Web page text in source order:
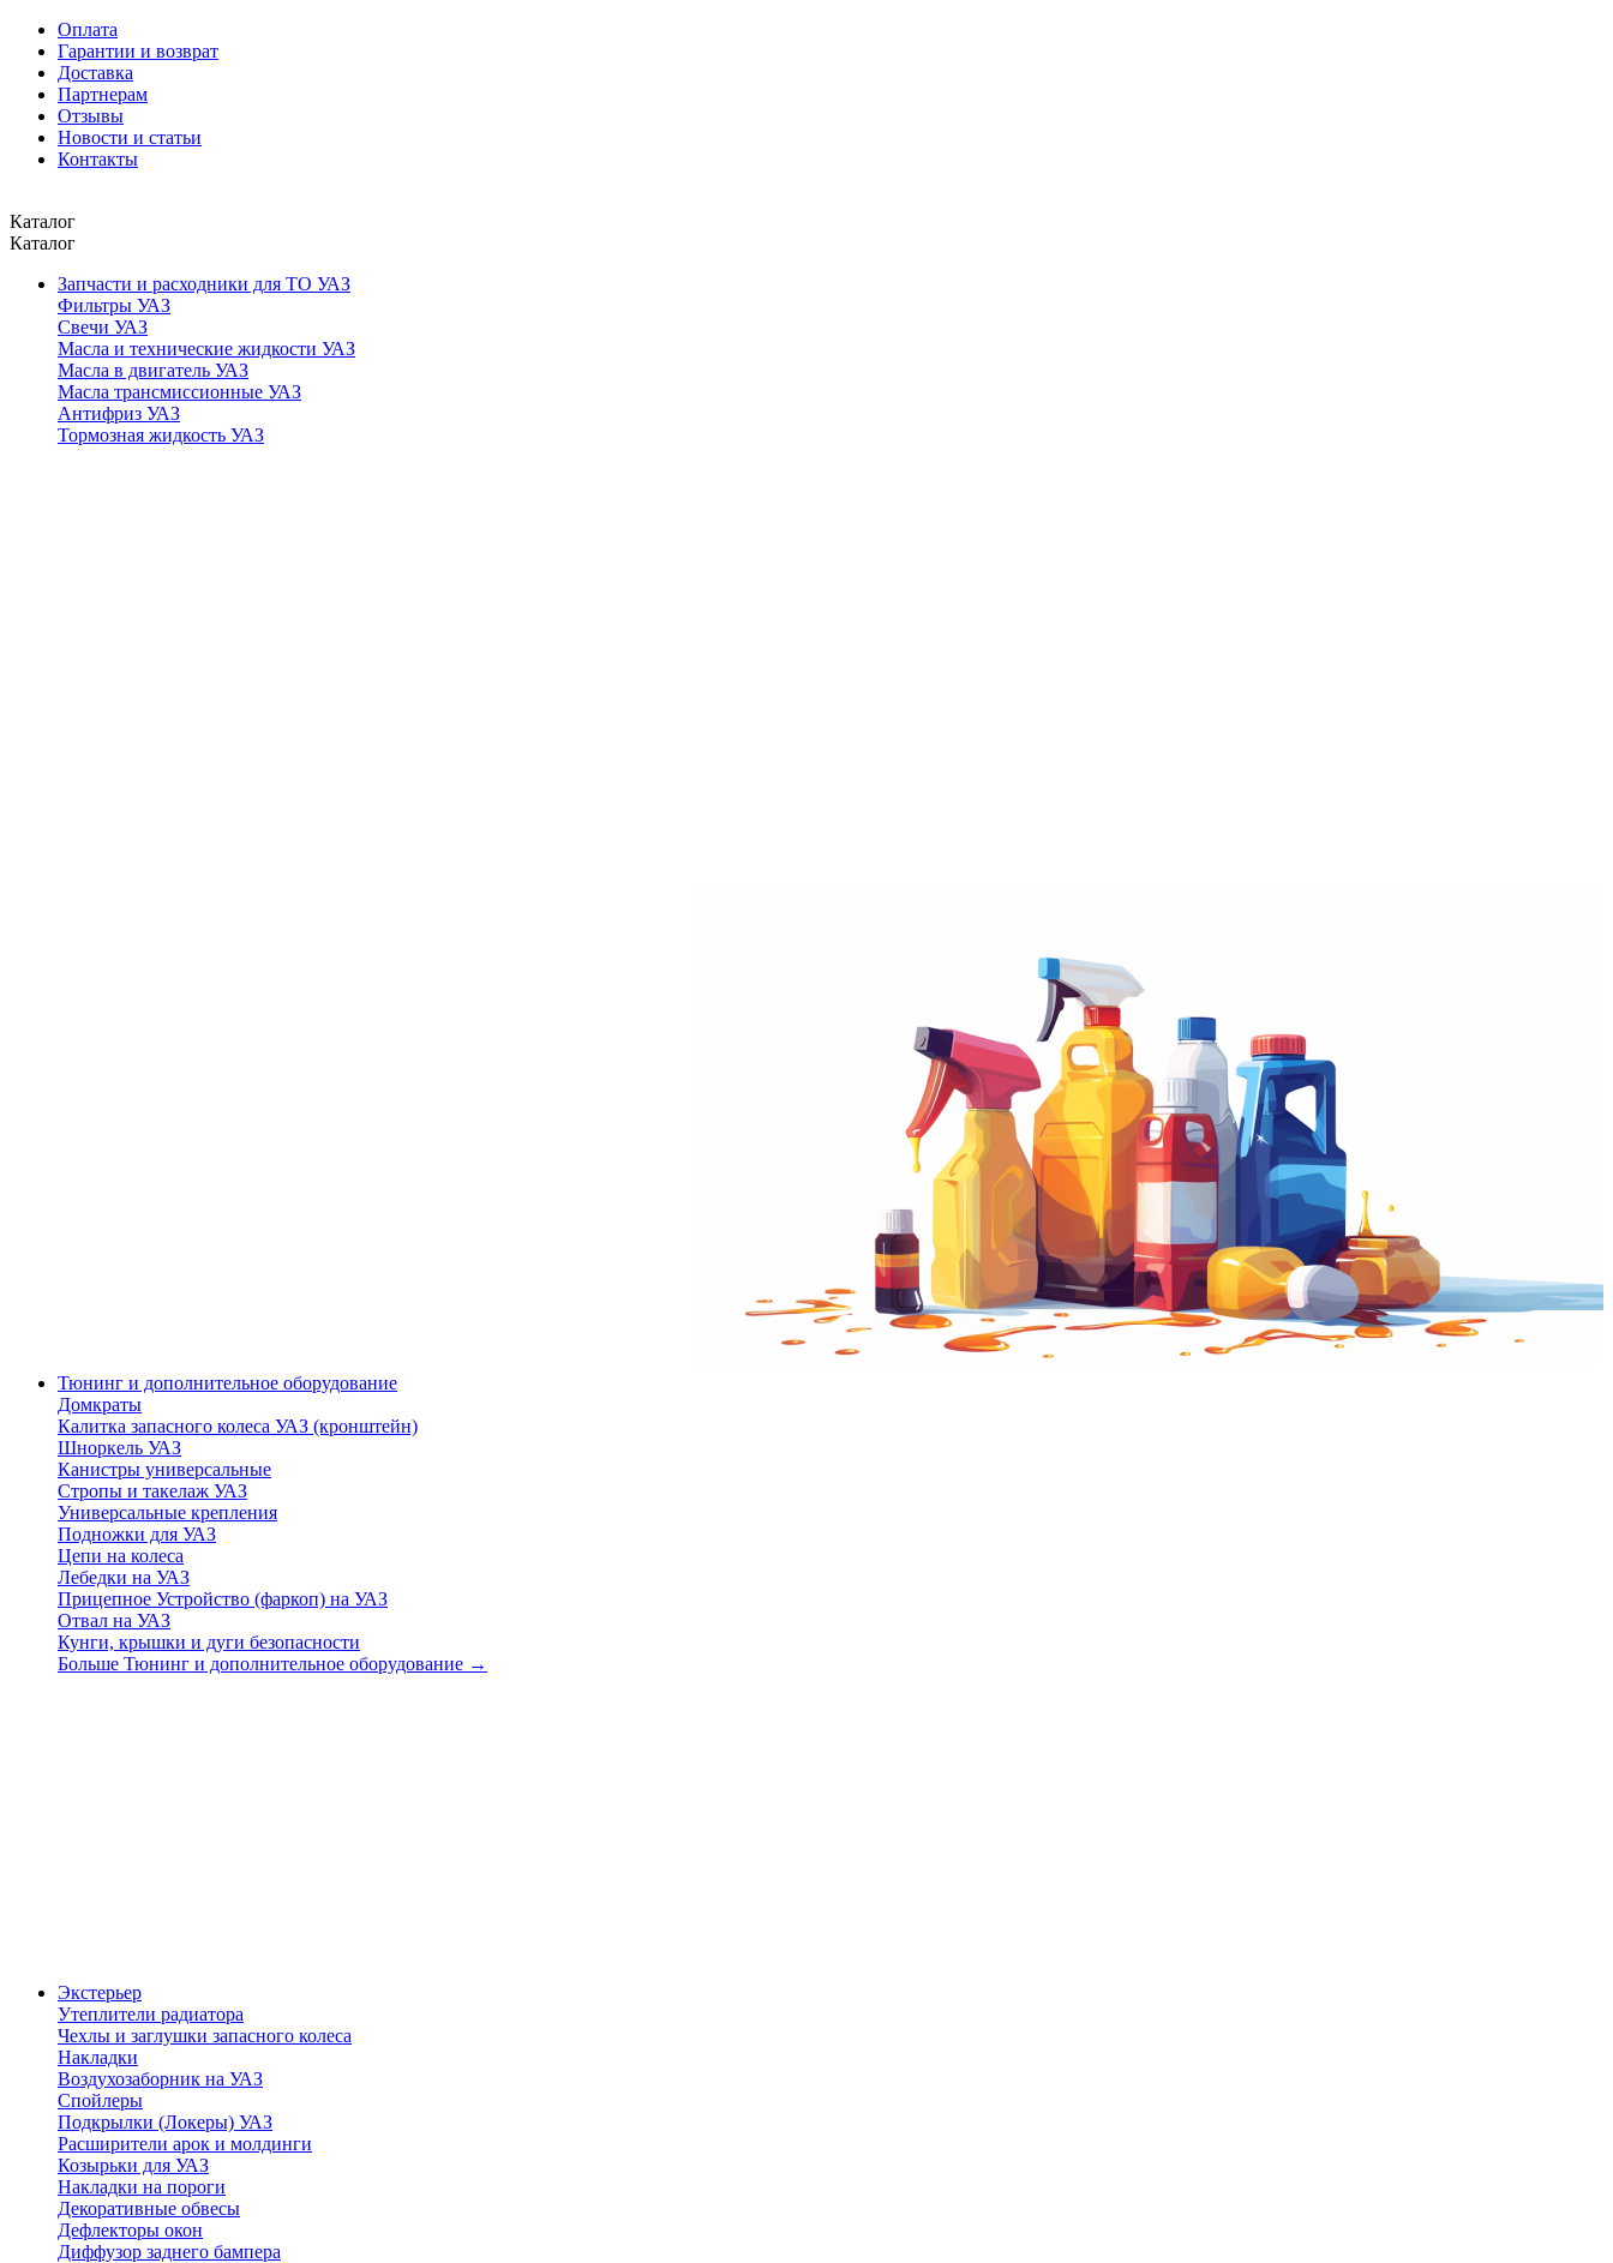
Оплата
Гарантии и возврат
Доставка
Партнерам
Отзывы
Новости и статьи
Контакты
Каталог
Каталог
Запчасти и расходники для ТО УАЗ
Фильтры УАЗ
Свечи УАЗ
Масла и технические жидкости УАЗ
Масла в двигатель УАЗ
Масла трансмиссионные УАЗ
Антифриз УАЗ
Тормозная жидкость УАЗ
Тюнинг и дополнительное оборудование
Домкраты
Калитка запасного колеса УАЗ (кронштейн)
Шноркель УАЗ
Канистры универсальные
Стропы и такелаж УАЗ
Универсальные крепления
Подножки для УАЗ
Цепи на колеса
Лебедки на УАЗ
Прицепное Устройство (фаркоп) на УАЗ
Отвал на УАЗ
Кунги, крышки и дуги безопасности
Больше Тюнинг и дополнительное оборудование →
Экстерьер
Утеплители радиатора
Чехлы и заглушки запасного колеса
Накладки
Воздухозаборник на УАЗ
Спойлеры
Подкрылки (Локеры) УАЗ
Расширители арок и молдинги
Козырьки для УАЗ
Накладки на пороги
Декоративные обвесы
Дефлекторы окон
Диффузор заднего бампера